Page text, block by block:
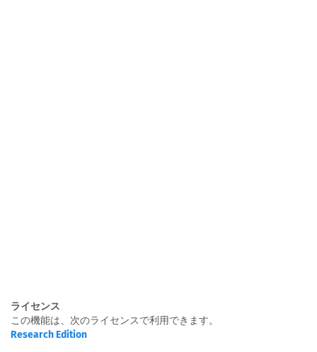
ライセンス
この機能は、次のライセンスで利用できます。
Research Edition